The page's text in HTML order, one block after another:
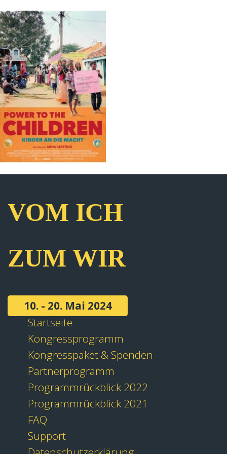
VOM ICH
ZUM WIR
10. - 20. Mai 2024
Startseite
Kongressprogramm
Kongresspaket & Spenden
Partnerprogramm
Programmrückblick 2022
Programmrückblick 2021
FAQ
Support